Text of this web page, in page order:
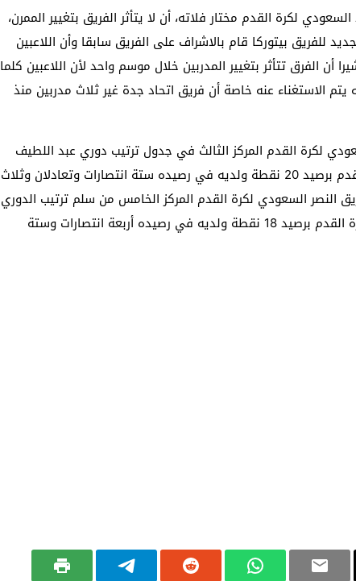
لكرة القدم مختار فلاته، أن لا يتأثر الفريق بتغيير الممرن،
للفريق بيتوركا قام بالاشراف على الفريق سابقا وأن اللاعبين
أن الفرق تتأثر بتغيير المدربين خلال موسم واحد لأن اللاعبين كلما
الاستغناء عنه خاصة أن فريق اتحاد جدة غير ثلاث مدربين منذ
لكرة القدم المركز الثالث في جدول ترتيب دوري عبد اللطيف
جميل للمحترفين لكرة القدم برصيد 20 نقطة ولديه في رصيده ستة انتصارات وتعادلان وثلاث
النصر السعودي لكرة القدم المركز الخامس من سلم ترتيب الدوري
السعودي للمحترفين لكرة القدم برصيد 18 نقطة ولديه في رصيده أربعة انتصارات وستة